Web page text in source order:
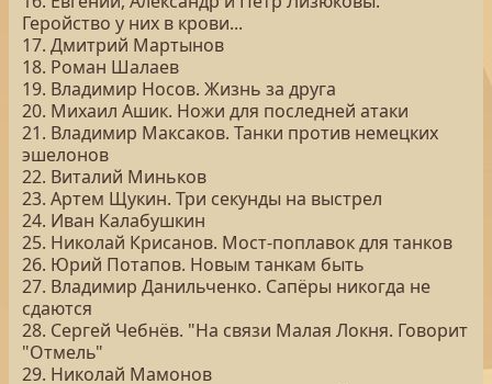
Геройство у них в крови...
17. Дмитрий Мартынов
18. Роман Шалаев
19. Владимир Носов. Жизнь за друга
20. Михаил Ашик. Ножи для последней атаки
21. Владимир Максаков. Танки против немецких
эшелонов
22. Виталий Миньков
23. Артем Щукин. Три секунды на выстрел
24. Иван Калабушкин
25. Николай Крисанов. Мост-поплавок для танков
26. Юрий Потапов. Новым танкам быть
27. Владимир Данильченко. Сапёры никогда не
сдаются
28. Сергей Чебнёв. "На связи Малая Локня. Говорит
"Отмель"
29. Николай Мамонов